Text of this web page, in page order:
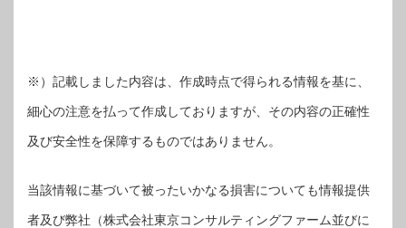
※）記載しました内容は、作成時点で得られる情報を基に、
細心の注意を払って作成しておりますが、その内容の正確性
及び安全性を保障するものではありません。
当該情報に基づいて被ったいかなる損害についても情報提供
者及び弊社（株式会社東京コンサルティングファーム並びに